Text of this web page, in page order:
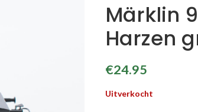
Märklin
Harzen
€24.95
Uitverkocht